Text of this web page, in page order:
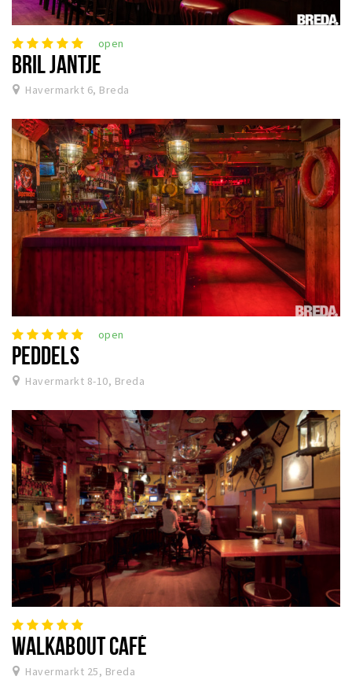
open
BRIL JANTJE
Havermarkt 6, Breda
open
PEDDELS
Havermarkt 8-10, Breda
WALKABOUT CAFÉ
Havermarkt 25, Breda